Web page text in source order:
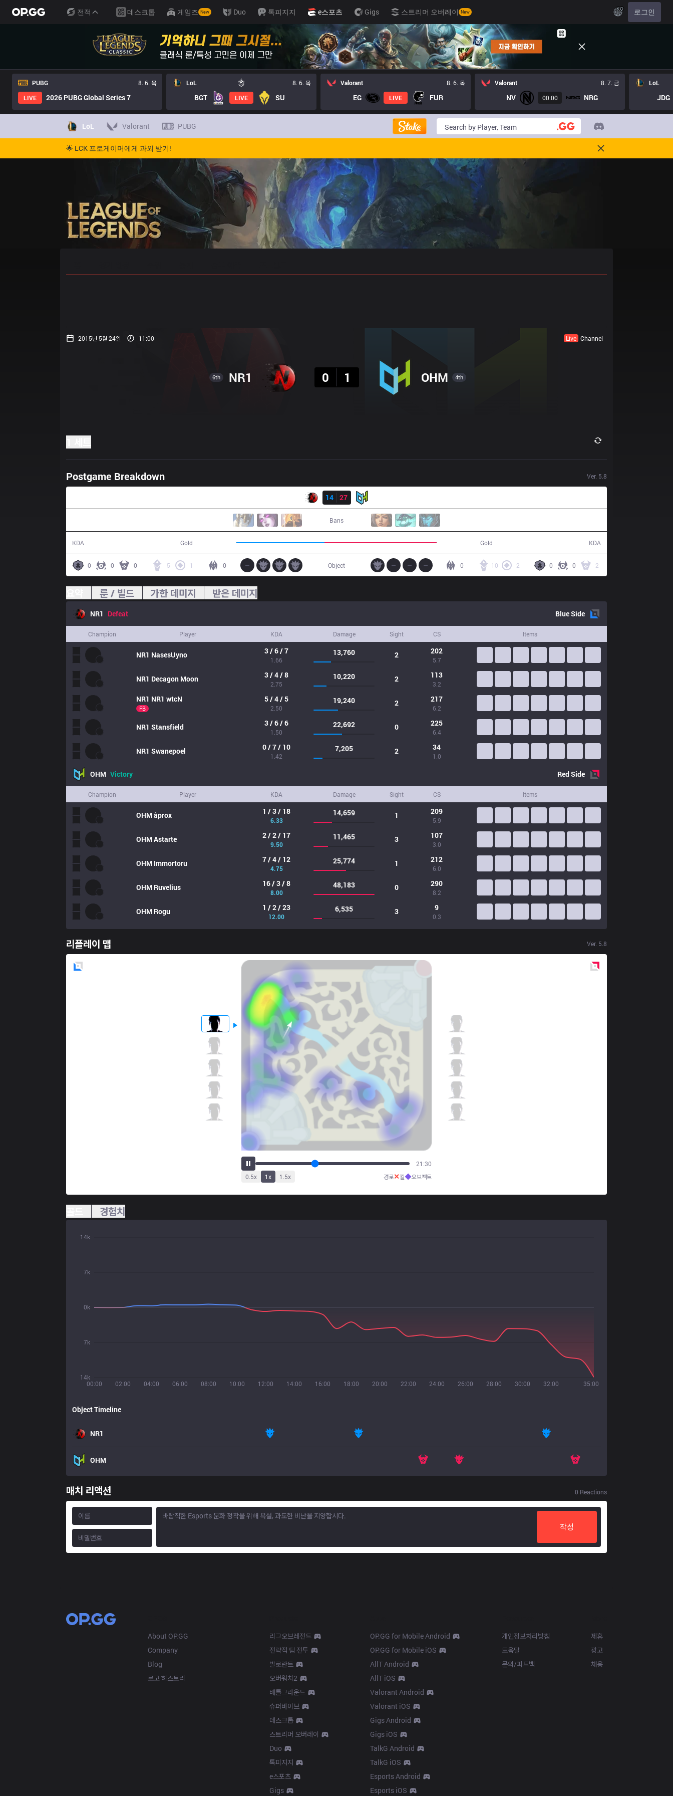
전적 데스크톱 게임즈 New Duo 톡피지지 e스포츠 Gigs 스트리머 오버레이 New KO 로그인
PUBG
8. 6. 목
LIVE
2026 PUBG Global Series 7
LoL 8. 6. 목
BGT LIVE SU
Valorant 8. 6. 목
EG LIVE FUR
Valorant 8. 7. 금
NV 00:00 NRG
LoL
JDG
LoL Valorant PUBG
🌟 LCK 프로게이머에게 과외 받기!
2015년 5월 24일 11:00 Live Channel
6th NR1
0
1 OHM 4th
Postgame Breakdown Ver. 5.8
14
27
Bans
KDA Gold Gold KDA
0 0 0 5 1 0 0 0 2
10 2
0
Object
룬 / 빌드 가한 데미지 받은 데미지
NR1 Defeat BlueSide
Champion Player KDA Damage Sight CS Items
NR1 NasesUyno 3 / 6 / 7
1.66
13,760 2 202
5.7
NR1 Decagon Moon 3 / 4 / 8
2.75
10,220 2 113
3.2
NR1 NR1 wtcN
FB
5 / 4 / 5
2.50
19,240 2 217
6.2
NR1 Stansfield 3 / 6 / 6
1.50
22,692 0 225
6.4
NR1 Swanepoel 0 / 7 / 10
1.42
7,205 2 34
1.0
OHM Victory RedSide
Champion Player KDA Damage Sight CS Items
OHMâprox 1 / 3 / 18
6.33
14,659 1 209
5.9
OHMAstarte 2 / 2 / 17
9.50
11,465 3 107
3.0
OHM Immortoru 7 / 4 / 12
4.75
25,774 1 212
6.0
OHM Ruvelius 16 / 3 / 8
8.00
48,183 0 290
8.2
OHM Rogu 1 / 2 / 23
12.00
6,535 3 9
0.3
리플레이 맵 Ver. 5.8
26:14
0.5x 1x 1.5x 경로✕킬◆오브젝트
경험치
00:00 02:00 04:00 06:00 08:00 10:00 12:00 14:00 16:00 18:00 20:00 22:00 24:00 26:00 28:00 30:00 32:00 35:00
14k
7k
0k
7k
14k
Object Timeline
NR1
OHM
매치 리액션 0 Reactions
작성
About OP.GG
Company
Blog
로고 히스토리
리그오브레전드
전략적 팀 전투
발로란트
오버워치2
배틀그라운드
슈퍼바이브
데스크톱
스트리머 오버레이
Duo
톡피지지
e스포츠
Gigs
OP.GG for Mobile Android
OP.GG for Mobile iOS
AllT Android
AllT iOS
Valorant Android
Valorant iOS
Gigs Android
Gigs iOS
TalkG Android
TalkG iOS
Esports Android
Esports iOS
개인정보처리방침
도움말
문의/피드백
제휴
광고
채용